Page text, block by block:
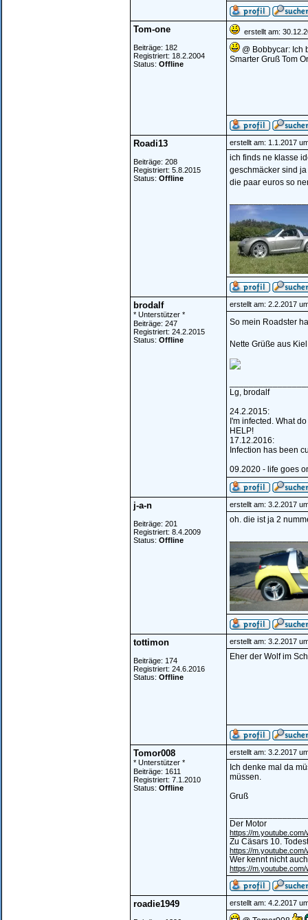
Tom-one
Beiträge: 182
Registriert: 18.2.2004
Status: Offline
erstellt am:
@ Bobbycar: Ich
Smarter Gruß Tom
Roadi13
Beiträge: 208
Registriert: 5.8.2015
Status: Offline
erstellt am: 1.1.2017
ich finds ne klasse
geschmäcker sind
die paar euros so
brodalf
* Unterstützer *
Beiträge: 247
Registriert: 24.2.2015
Status: Offline
erstellt am: 2.2.2017
So mein Roadster
Nette Grüße aus
Lg, brodalf
24.2.2015:
I'm infected. What
HELP!
17.12.2016:
Infection has been
09.2020 - life goes
j-a-n
Beiträge: 201
Registriert: 8.4.2009
Status: Offline
erstellt am: 3.2.2017
oh. die ist ja 2
tottimon
Beiträge: 174
Registriert: 24.6.2016
Status: Offline
erstellt am: 3.2.2017
Eher der Wolf im
Tomor008
* Unterstützer *
Beiträge: 1611
Registriert: 7.1.2010
Status: Offline
erstellt am: 3.2.2017
Ich denke mal da
müssen.
Gruß
Der Motor
https://
Zu Cäsars 10.
https://
Wer kennt nicht
https://
roadie1949 erstellt am: 4.2.2017